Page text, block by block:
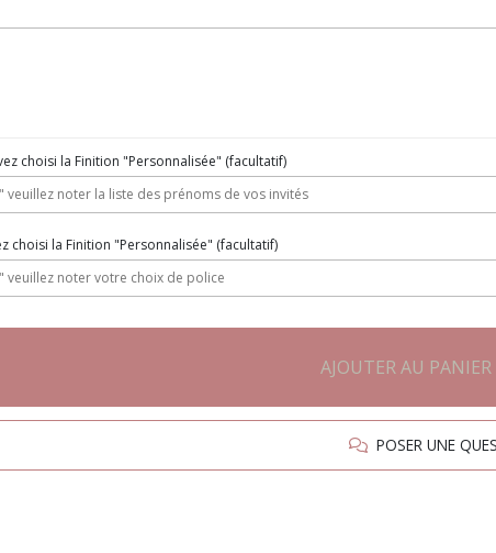
choisi la Finition "Personnalisée" (facultatif)
choisi la Finition "Personnalisée" (facultatif)
AJOUTER AU PANIER
POSER UNE